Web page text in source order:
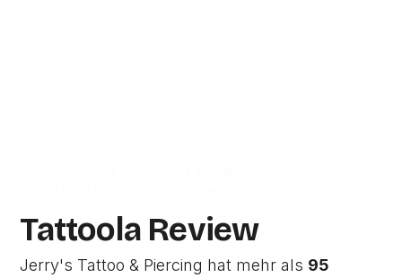
Tattoola Review
Jerry's Tattoo & Piercing hat mehr als 95